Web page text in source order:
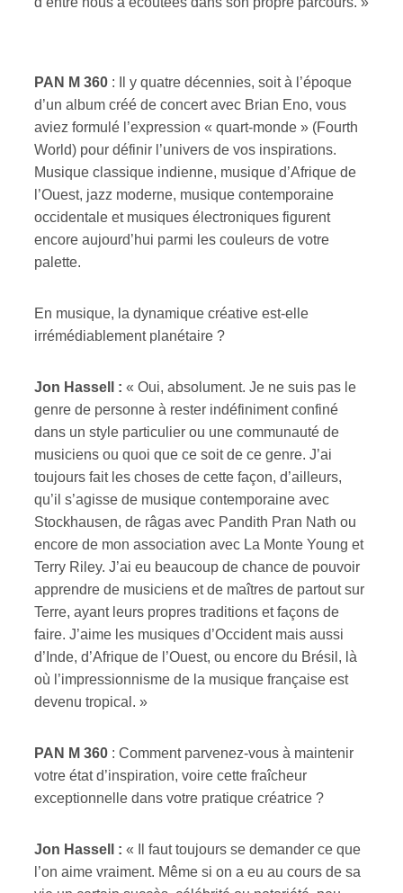
PAN M 360 : Il y quatre décennies, soit à l’époque
d’un album créé de concert avec Brian Eno, vous
aviez formulé l’expression « quart-monde » (Fourth
World) pour définir l’univers de vos inspirations.
Musique classique indienne, musique d’Afrique de
l’Ouest, jazz moderne, musique contemporaine
occidentale et musiques électroniques figurent
encore aujourd’hui parmi les couleurs de votre
palette.
En musique, la dynamique créative est-elle
irrémédiablement planétaire ?
Jon Hassell : « Oui, absolument. Je ne suis pas le
genre de personne à rester indéfiniment confiné
dans un style particulier ou une communauté de
musiciens ou quoi que ce soit de ce genre. J’ai
toujours fait les choses de cette façon, d’ailleurs,
qu’il s’agisse de musique contemporaine avec
Stockhausen, de râgas avec Pandith Pran Nath ou
encore de mon association avec La Monte Young et
Terry Riley. J’ai eu beaucoup de chance de pouvoir
apprendre de musiciens et de maîtres de partout sur
Terre, ayant leurs propres traditions et façons de
faire. J’aime les musiques d’Occident mais aussi
d’Inde, d’Afrique de l’Ouest, ou encore du Brésil, là
où l’impressionnisme de la musique française est
devenu tropical. »
PAN M 360 : Comment parvenez-vous à maintenir
votre état d’inspiration, voire cette fraîcheur
exceptionnelle dans votre pratique créatrice ?
Jon Hassell : « Il faut toujours se demander ce que
l’on aime vraiment. Même si on a eu au cours de sa